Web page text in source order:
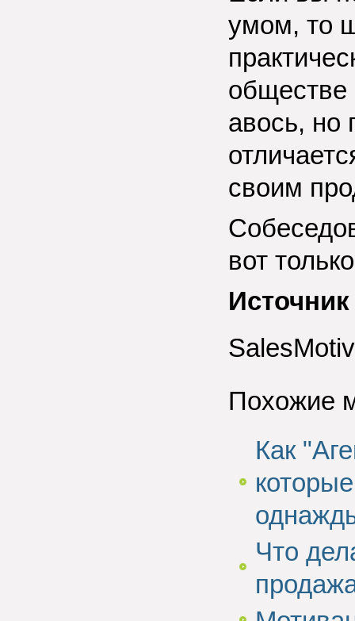
умом, то
обществе
авось, но
своим
вот
Похожие
Как
Что